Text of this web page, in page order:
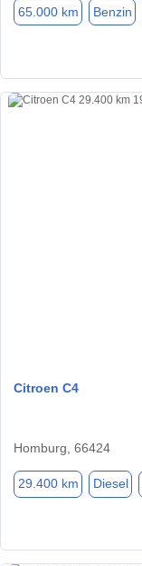
65.000 km Benzin
Citroen C4
Homburg, 66424
29.400 km Diesel